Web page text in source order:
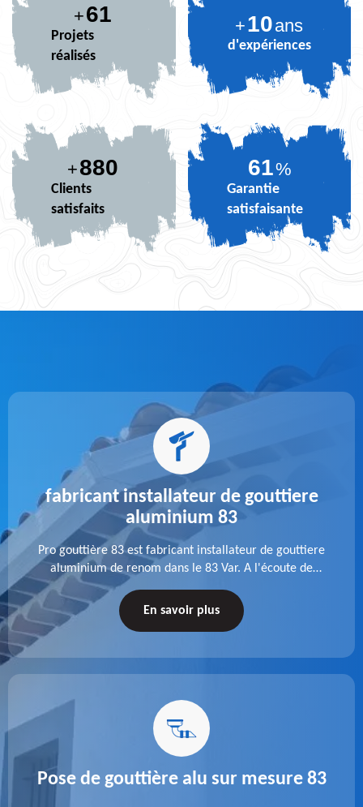
+73
Projets
réalisés
+10ans
d'expériences
+880
Clients
satisfaits
73%
Garantie
satisfaisante
fabricant installateur de gouttiere
aluminium 83
Pro gouttière 83 est fabricant installateur de gouttiere
aluminium de renom dans le 83 Var. A l'écoute de
chaque besoin, notre équipe veille à réaliser des
gouttières performantes, durables et à la hauteur de
En savoir plus
Pose de gouttière alu sur mesure 83